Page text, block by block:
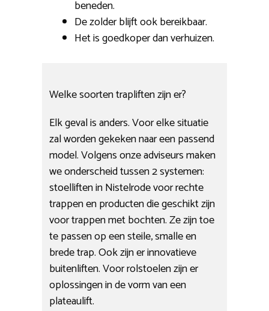
beneden.
De zolder blijft ook bereikbaar.
Het is goedkoper dan verhuizen.
Welke soorten trapliften zijn er?
Elk geval is anders. Voor elke situatie
zal worden gekeken naar een passend
model. Volgens onze adviseurs maken
we onderscheid tussen 2 systemen:
stoelliften in Nistelrode voor rechte
trappen en producten die geschikt zijn
voor trappen met bochten. Ze zijn toe
te passen op een steile, smalle en
brede trap. Ook zijn er innovatieve
buitenliften. Voor rolstoelen zijn er
oplossingen in de vorm van een
plateaulift.